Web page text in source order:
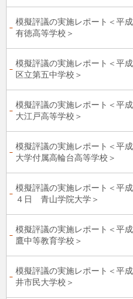
模擬評議の実施レポート＜平
有徳高等学校＞
模擬評議の実施レポート＜平
区立第五中学校＞
模擬評議の実施レポート＜平
大江戸高等学校＞
模擬評議の実施レポート＜平
大学付属高輪台高等学校＞
模擬評議の実施レポート＜平
４日 青山学院大学＞
模擬評議の実施レポート＜平
鷹中等教育学校＞
模擬評議の実施レポート＜平
井市民大学校＞